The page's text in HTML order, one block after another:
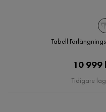
Tabell
10 999
Tidigare